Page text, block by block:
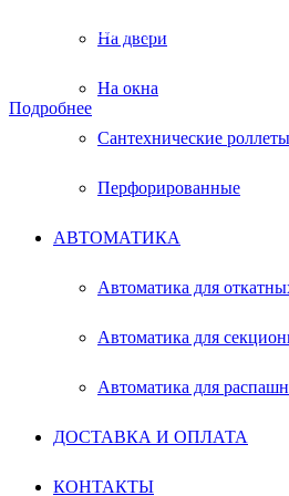
На двери
На окна
Сантехнические роллеты
Перфорированные
АВТОМАТИКА
Автоматика для
Автоматика для
Автоматика для
ДОСТАВКА И ОПЛАТА
КОНТАКТЫ
нагрузки и высокую частоту
Выбирайте качественные ворота от
Подробнее